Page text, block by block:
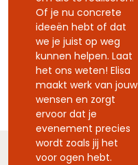
Of je nu concrete
ideeën hebt of dat
we je juist op weg
kunnen helpen. Laat
het ons weten! Elisa
maakt werk van jouw
wensen en zorgt
ervoor dat je
evenement precies
wordt zoals jij het
voor ogen hebt.